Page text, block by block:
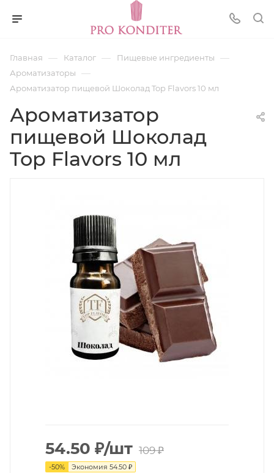
Главная — Каталог — Пищевые ингредиенты —
Ароматизаторы —
Ароматизатор пищевой Шоколад Top Flavors 10 мл
Ароматизатор
пищевой Шоколад
Top Flavors 10 мл
54.50 ₽/шт 109₽
-50% Экономия 54.50 ₽